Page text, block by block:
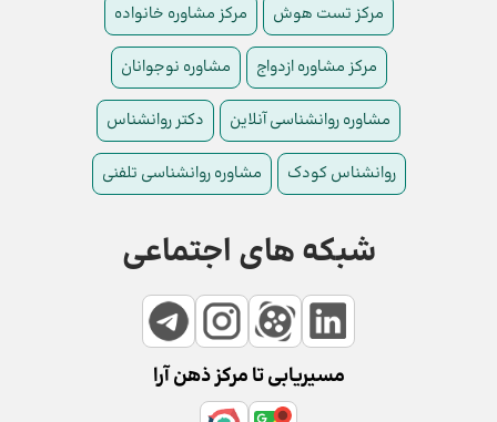
مرکز تست هوش مرکز مشاوره خانواده
مرکز مشاوره ازدواج مشاوره نوجوانان
مشاوره روانشناسی آنلاین دکتر روانشناس
روانشناس کودک مشاوره روانشناسی تلفنی
شبکه های اجتماعی
مسیریابی تا مرکز ذهن آرا